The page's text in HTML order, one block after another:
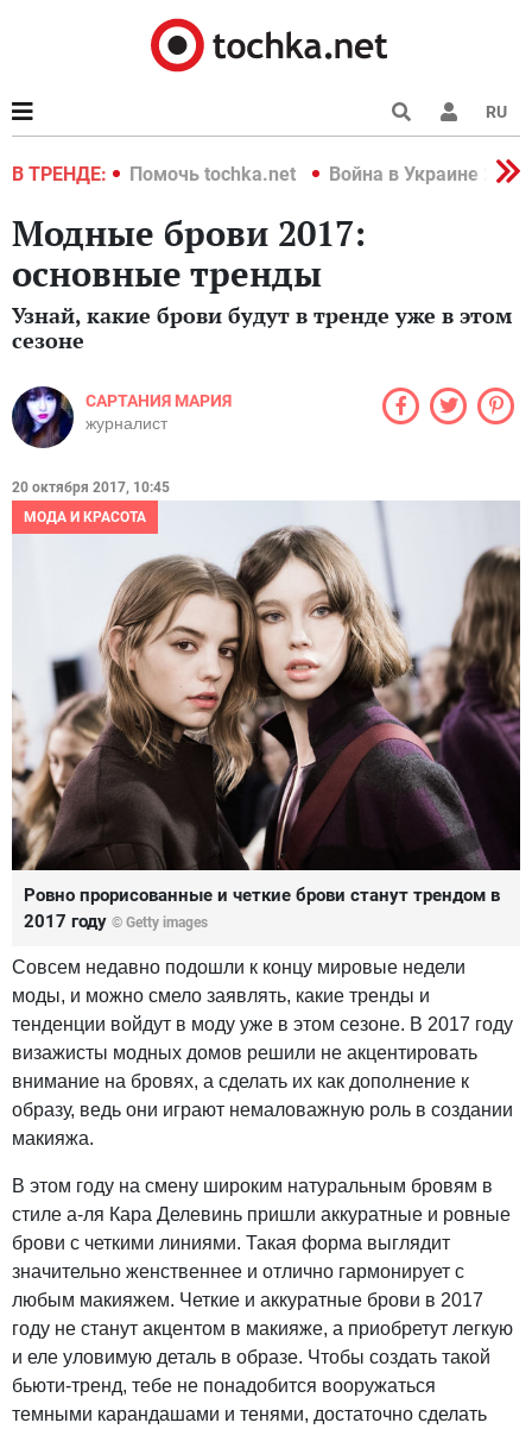
RU
В ТРЕНДЕ:
2022 Помочь tochka.net Война в Украине 2022
Модные брови 2017:
основные тренды
Узнай, какие брови будут в тренде уже в этом
сезоне
САРТАНИЯ МАРИЯ
журналист
20 октября 2017, 10:45
МОДА И КРАСОТА
Ровно прорисованные и четкие брови станут трендом в
2017 году © Getty images
Совсем недавно подошли к концу мировые недели
моды, и можно смело заявлять, какие тренды и
тенденции войдут в моду уже в этом сезоне. В 2017 году
визажисты модных домов решили не акцентировать
внимание на бровях, а сделать их как дополнение к
образу, ведь они играют немаловажную роль в создании
макияжа.
В этом году на смену широким натуральным бровям в
стиле а-ля Кара Делевинь пришли аккуратные и ровные
брови с четкими линиями. Такая форма выглядит
значительно женственнее и отлично гармонирует с
любым макияжем. Четкие и аккуратные брови в 2017
году не станут акцентом в макияже, а приобретут легкую
и еле уловимую деталь в образе. Чтобы создать такой
бьюти-тренд, тебе не понадобится вооружаться
темными карандашами и тенями, достаточно сделать